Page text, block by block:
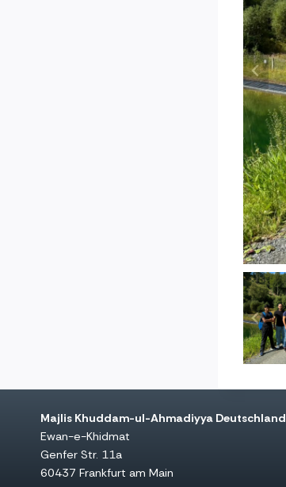
Majlis Khuddam-ul-Ahmadiyya Deutschland
Ewan-e-Khidmat
Genfer Str. 11a
60437 Frankfurt am Main